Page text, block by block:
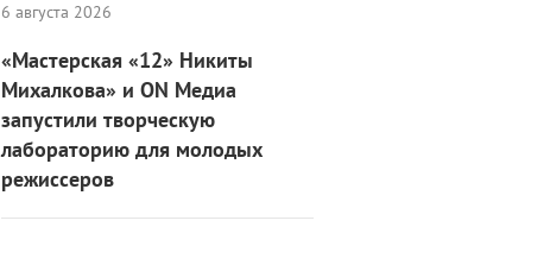
6 августа 2026
«Мастерская «12» Никиты
Михалкова» и ON Медиа
запустили творческую
лабораторию для молодых
режиссеров